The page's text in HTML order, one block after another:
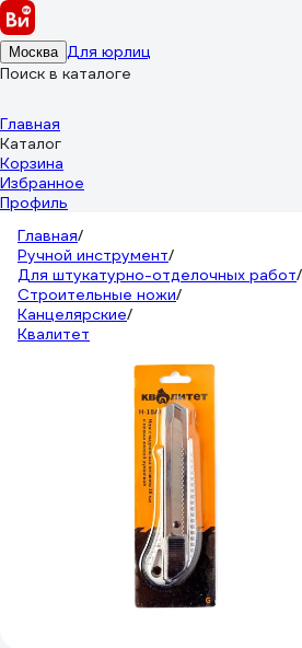
Москва Для юрлиц
Поиск в каталоге
Главная
Каталог
Корзина
Избранное
Профиль
Главная/
Ручной инструмент/
Для штукатурно-отделочных работ/
Строительные ножи/
Канцелярские/
Квалитет